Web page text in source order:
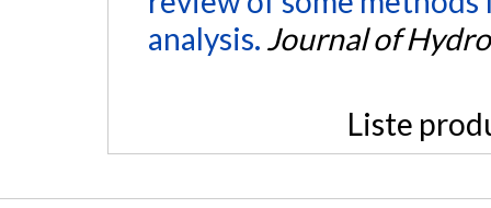
analysis. Journal of
Liste